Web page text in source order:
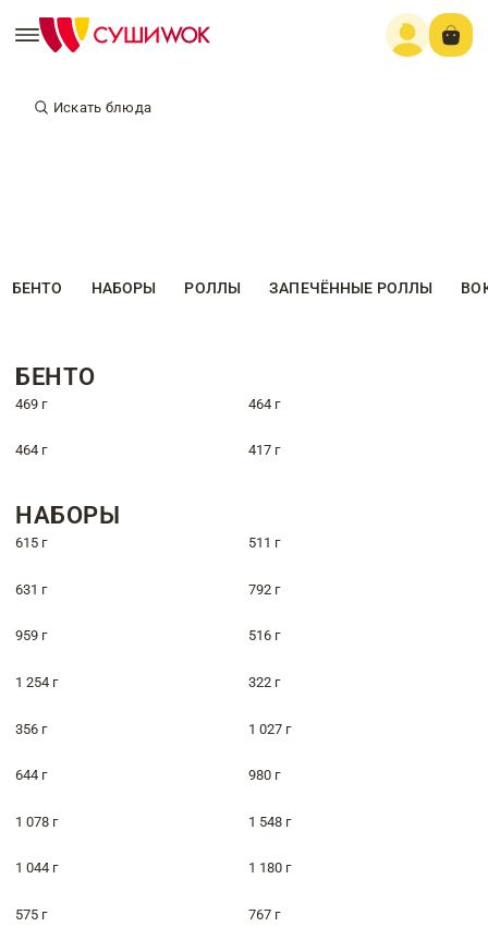
Искать блюда
БЕНТО НАБОРЫ РОЛЛЫ ЗАПЕЧЁННЫЕ РОЛЛЫ
БЕНТО
469 г 464 г
464 г 417 г
НАБОРЫ
615 г 511 г
631 г 792 г
959 г 516 г
1 254 г 322 г
356 г 1 027 г
644 г 980 г
1 078 г 1 548 г
1 044 г 1 180 г
575 г 767 г